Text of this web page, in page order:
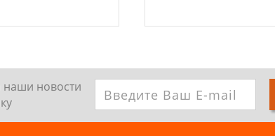
наши новости